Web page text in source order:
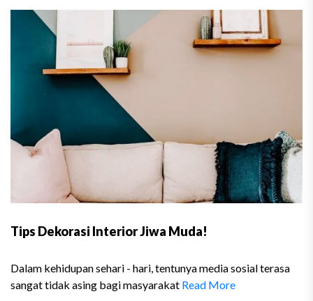
Tips Dekorasi Interior Jiwa Muda!
Dalam kehidupan sehari - hari, tentunya media sosial terasa
sangat tidak asing bagi masyarakat Read More